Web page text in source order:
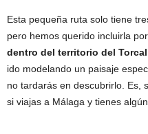
Esta pequeña ruta solo tiene
pero hemos querido incluirla
dentro del territorio del Torcal
ido modelando un paisaje
no tardarás en descubrirlo. Es,
si viajas a Málaga y tienes